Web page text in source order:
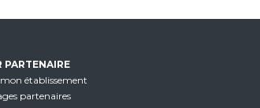
PARTENAIRE
établissement
partenaires